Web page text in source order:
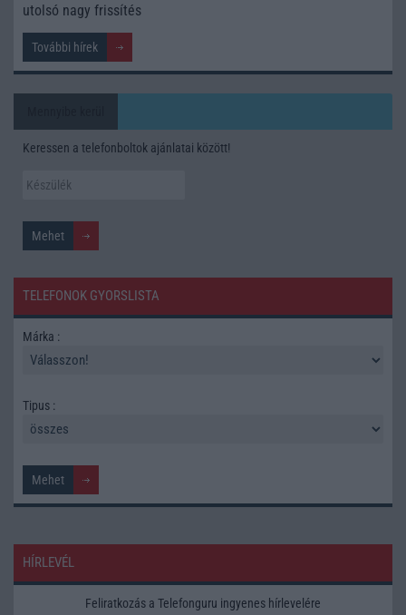
utolsó nagy frissítés
További hírek
Keressen a telefonboltok ajánlatai között!
TELEFONOK GYORSLISTA
Márka :
Tipus :
HÍRLEVÉL
Feliratkozás a Telefonguru ingyenes hírlevelére